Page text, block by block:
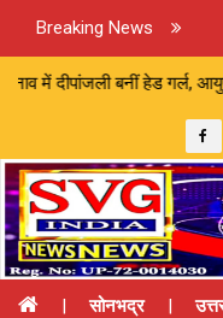
Breaking News
हेड गर्ल, आयुष बने हेड
| सोनभद्र |